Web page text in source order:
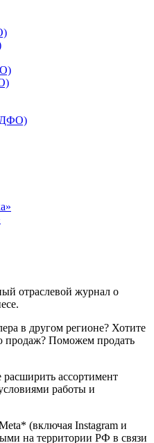
отраслевой журнал о
в другом регионе? Хотите
продаж? Поможем продать
ассортимент
работы и
(включая Instagram и
на территории РФ в связи